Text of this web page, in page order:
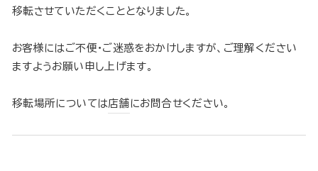
移転させていただくこととなりました。
お客様にはご不便・ご迷惑をおかけしますが、ご理解ください
ますようお願い申し上げます。
移転場所については店舗にお問合せください。